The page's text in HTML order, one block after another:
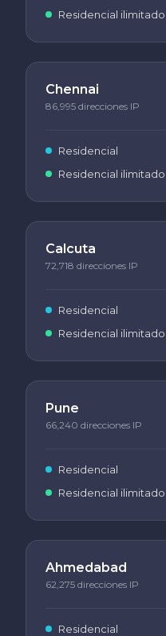
Residencial ilimitado
Chennai
86,995 direcciones IP
Residencial
Residencial ilimitado
Calcuta
72,718 direcciones IP
Residencial
Residencial ilimitado
Pune
66,240 direcciones IP
Residencial
Residencial ilimitado
Ahmedabad
62,275 direcciones IP
Residencial